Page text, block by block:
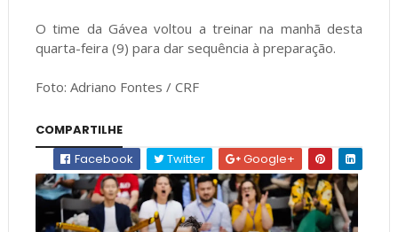
O time da Gávea voltou a treinar na manhã desta
quarta-feira (9) para dar sequência à preparação.
Foto: Adriano Fontes / CRF
COMPARTILHE
Facebook
Twitter Google+